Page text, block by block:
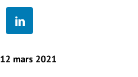
12 mars 2021